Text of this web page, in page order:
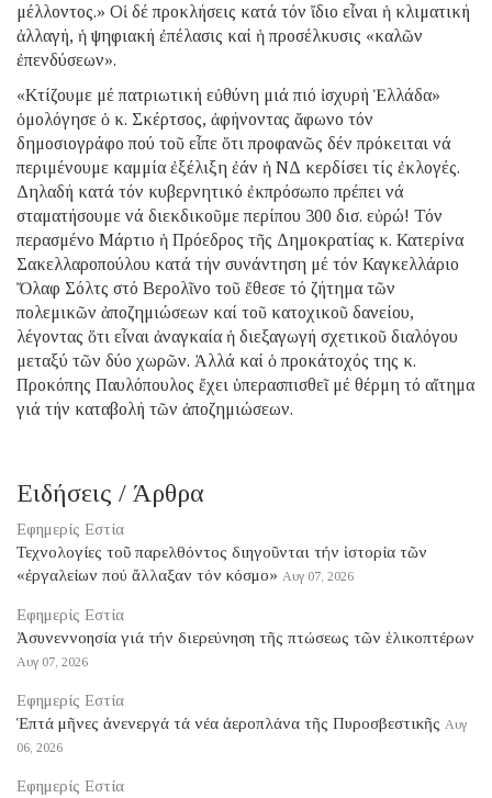
μέλλοντος.» Οἱ δέ προκλήσεις κατά τόν ἴδιο εἶναι ἡ κλιματική
ἀλλαγή, ἡ ψηφιακή ἐπέλασις καί ἡ προσέλκυσις «καλῶν
ἐπενδύσεων».
«Κτίζουμε μέ πατριωτική εὐθύνη μιά πιό ἰσχυρή Ἑλλάδα»
ὁμολόγησε ὁ κ. Σκέρτσος, ἀφήνοντας ἄφωνο τόν
δημοσιογράφο πού τοῦ εἶπε ὅτι προφανῶς δέν πρόκειται νά
περιμένουμε καμμία ἐξέλιξη ἐάν ἡ ΝΔ κερδίσει τίς ἐκλογές.
Δηλαδή κατά τόν κυβερνητικό ἐκπρόσωπο πρέπει νά
σταματήσουμε νά διεκδικοῦμε περίπου 300 δισ. εὐρώ! Τόν
περασμένο Μάρτιο ἡ Πρόεδρος τῆς Δημοκρατίας κ. Κατερίνα
Σακελλαροπούλου κατά τήν συνάντηση μέ τόν Καγκελλάριο
Ὄλαφ Σόλτς στό Βερολῖνο τοῦ ἔθεσε τό ζήτημα τῶν
πολεμικῶν ἀποζημιώσεων καί τοῦ κατοχικοῦ δανείου,
λέγοντας ὅτι εἶναι ἀναγκαία ἡ διεξαγωγή σχετικοῦ διαλόγου
μεταξύ τῶν δύο χωρῶν. Ἀλλά καί ὁ προκάτοχός της κ.
Προκόπης Παυλόπουλος ἔχει ὑπερασπισθεῖ μέ θέρμη τό αἴτημα
γιά τήν καταβολή τῶν ἀποζημιώσεων.
Ειδήσεις / Άρθρα
Εφημερίς Εστία
Τεχνολογίες τοῦ παρελθόντος διηγοῦνται τήν ἱστορία τῶν
«ἐργαλείων πού ἄλλαξαν τόν κόσμο» Αυγ 07, 2026
Εφημερίς Εστία
Ἀσυνεννοησία γιά τήν διερεύνηση τῆς πτώσεως τῶν ἑλικοπτέρων
Αυγ 07, 2026
Εφημερίς Εστία
Ἑπτά μῆνες ἀνενεργά τά νέα ἀεροπλάνα τῆς Πυροσβεστικῆς Αυγ
06, 2026
Εφημερίς Εστία